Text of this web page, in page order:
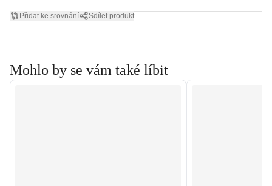
Přidat ke srovnání Sdílet produkt
Mohlo by se vám také líbit